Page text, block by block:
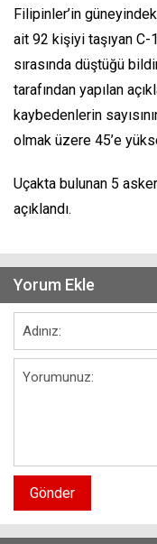
Filipinler’in
ait 92 kişiyi taşıyan
sırasında düştüğü
tarafından yapılan
kaybedenlerin
olmak üzere 45’e
Uçakta bulunan 5
açıklandı.
Yorum Ekle
Gönder